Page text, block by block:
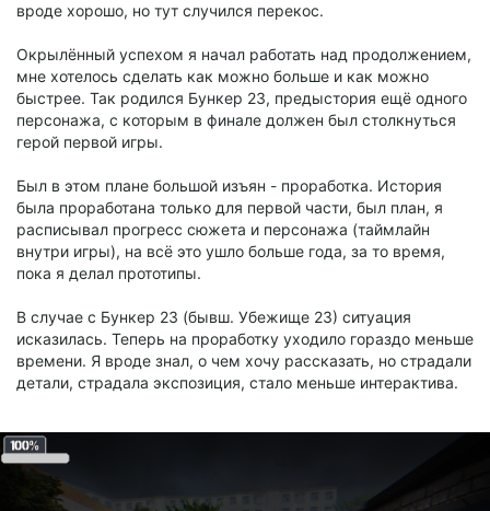
вроде хорошо, но тут случился перекос.
Окрылённый успехом я начал работать над продолжением,
мне хотелось сделать как можно больше и как можно
быстрее. Так родился Бункер 23, предыстория ещё одного
персонажа, с которым в финале должен был столкнуться
герой первой игры.
Был в этом плане большой изъян - проработка. История
была проработана только для первой части, был план, я
расписывал прогресс сюжета и персонажа (таймлайн
внутри игры), на всё это ушло больше года, за то время,
пока я делал прототипы.
В случае с Бункер 23 (бывш. Убежище 23) ситуация
исказилась. Теперь на проработку уходило гораздо меньше
времени. Я вроде знал, о чем хочу рассказать, но страдали
детали, страдала экспозиция, стало меньше интерактива.